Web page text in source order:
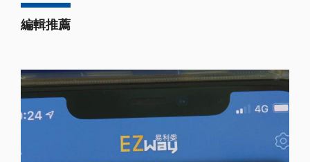
編輯推薦